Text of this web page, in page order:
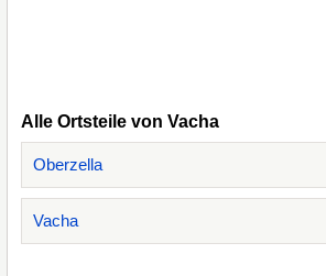
Alle Ortsteile von Vacha
Oberzella
Vacha